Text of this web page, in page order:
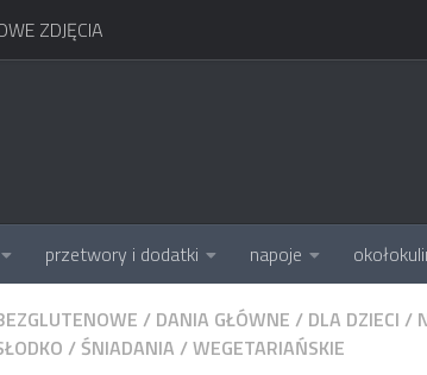
ZDJĘCIA
przetwory i dodatki napoje
/ DANIA GŁÓWNE / DLA DZIECI /
/ ŚNIADANIA /WEGETARIAŃSKIE